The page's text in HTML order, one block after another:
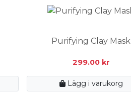
Purifying Clay Mask
299.00 kr
Lägg i varukorg